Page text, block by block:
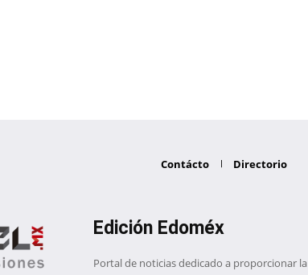
Contácto Directorio
Edición Edoméx
Portal de noticias dedicado a proporcionar la